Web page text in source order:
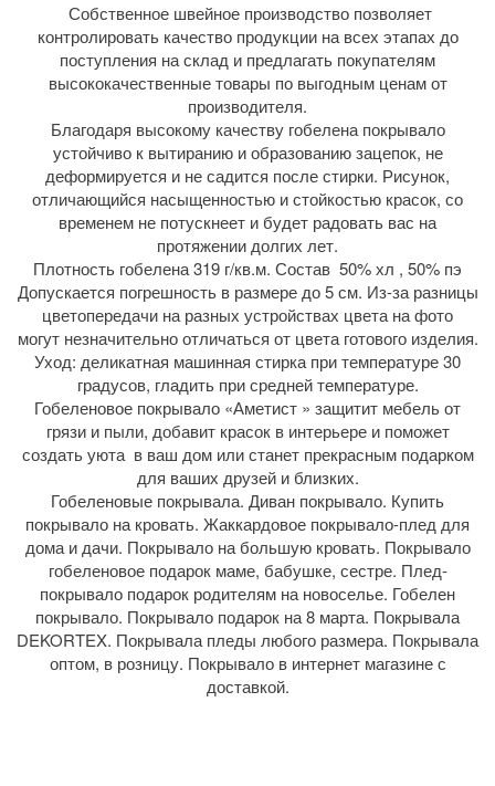
Собственное швейное производство позволяет
контролировать качество продукции на всех этапах до
поступления на склад и предлагать покупателям
высококачественные товары по выгодным ценам от
производителя.
Благодаря высокому качеству гобелена покрывало
устойчиво к вытиранию и образованию зацепок, не
деформируется и не садится после стирки. Рисунок,
отличающийся насыщенностью и стойкостью красок, со
временем не потускнеет и будет радовать вас на
протяжении долгих лет.
Плотность гобелена 319 г/кв.м. Состав 50% хл , 50% пэ
Допускается погрешность в размере до 5 см. Из-за разницы
цветопередачи на разных устройствах цвета на фото
могут незначительно отличаться от цвета готового изделия.
Уход: деликатная машинная стирка при температуре 30
градусов, гладить при средней температуре.
Гобеленовое покрывало «Аметист » защитит мебель от
грязи и пыли, добавит красок в интерьере и поможет
создать уюта в ваш дом или станет прекрасным подарком
для ваших друзей и близких.
Гобеленовые покрывала. Диван покрывало. Купить
покрывало на кровать. Жаккардовое покрывало-плед для
дома и дачи. Покрывало на большую кровать. Покрывало
гобеленовое подарок маме, бабушке, сестре. Плед-
покрывало подарок родителям на новоселье. Гобелен
покрывало. Покрывало подарок на 8 марта. Покрывала
DEKORTEX. Покрывала пледы любого размера. Покрывала
оптом, в розницу. Покрывало в интернет магазине с
доставкой.